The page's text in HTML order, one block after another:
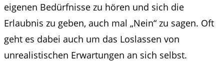
eigenen Bedürfnisse zu hören und sich die
Erlaubnis zu geben, auch mal „Nein“ zu sagen. Oft
geht es dabei auch um das Loslassen von
unrealistischen Erwartungen an sich selbst.